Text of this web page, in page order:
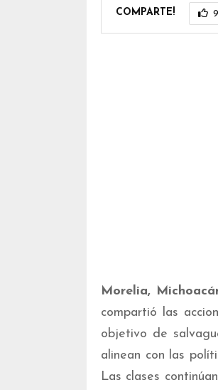
COMPARTE! 9
Morelia,
compartió las
objetivo de
alinean con las
Las clases